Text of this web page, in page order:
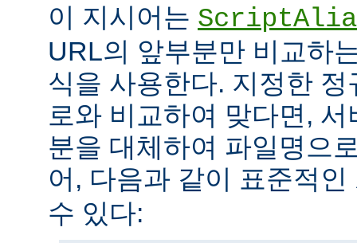
이 지시어는
URL의 앞부분만 비교하
식을 사용한다. 지정한
로와 비교하여 맞다면,
분을 대체하여 파일명으
어, 다음과 같이 표준적인
수 있다: